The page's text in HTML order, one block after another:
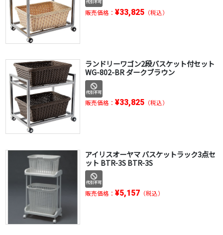
販売価格： ¥33,825（税込）
ランドリーワゴン2段バスケット付セット
WG-802-BR ダークブラウン
販売価格： ¥33,825（税込）
アイリスオーヤマ バスケットラック3点セ
ット BTR-3S BTR-3S
販売価格： ¥5,157（税込）